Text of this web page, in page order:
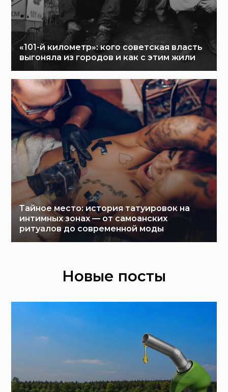
«101-й километр»: кого советская власть
выгоняла из городов и как с этим жили
Тайное место: история татуировок на
интимных зонах — от самоанских
ритуалов до современной моды
Новые посты